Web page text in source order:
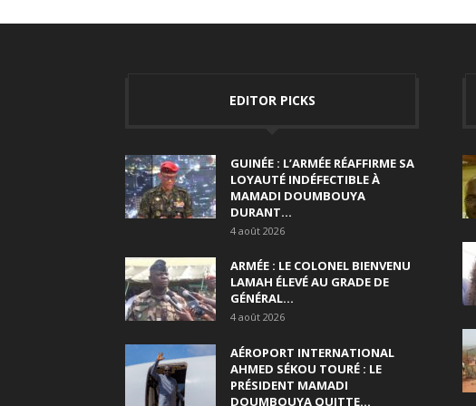
EDITOR PICKS
GUINÉE : L’ARMÉE RÉAFFIRME SA
LOYAUTÉ INDÉFECTIBLE À
MAMADI DOUMBOUYA
DURANT...
4 août 2026
ARMÉE : LE COLONEL BIENVENU
LAMAH ÉLEVÉ AU GRADE DE
GÉNÉRAL...
4 août 2026
AÉROPORT INTERNATIONAL
AHMED SÉKOU TOURÉ : LE
PRÉSIDENT MAMADI
DOUMBOUYA QUITTE...